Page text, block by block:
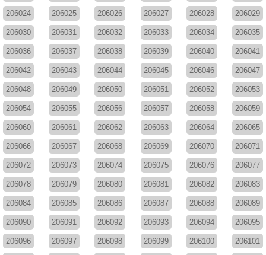
206024 206025 206026 206027 206028 206029
206030 206031 206032 206033 206034 206035
206036 206037 206038 206039 206040 206041
206042 206043 206044 206045 206046 206047
206048 206049 206050 206051 206052 206053
206054 206055 206056 206057 206058 206059
206060 206061 206062 206063 206064 206065
206066 206067 206068 206069 206070 206071
206072 206073 206074 206075 206076 206077
206078 206079 206080 206081 206082 206083
206084 206085 206086 206087 206088 206089
206090 206091 206092 206093 206094 206095
206096 206097 206098 206099 206100 206101